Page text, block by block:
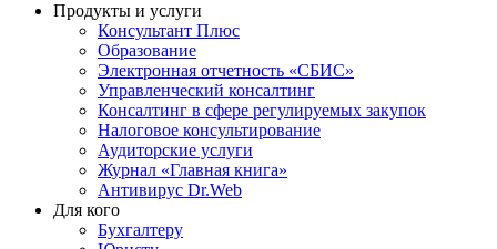
Продукты и услуги
Консультант Плюс
Образование
Электронная отчетность «СБИС»
Управленческий консалтинг
Консалтинг в сфере регулируемых закупок
Налоговое консультирование
Аудиторские услуги
Журнал «Главная книга»
Антивирус Dr.Web
Для кого
Бухгалтеру